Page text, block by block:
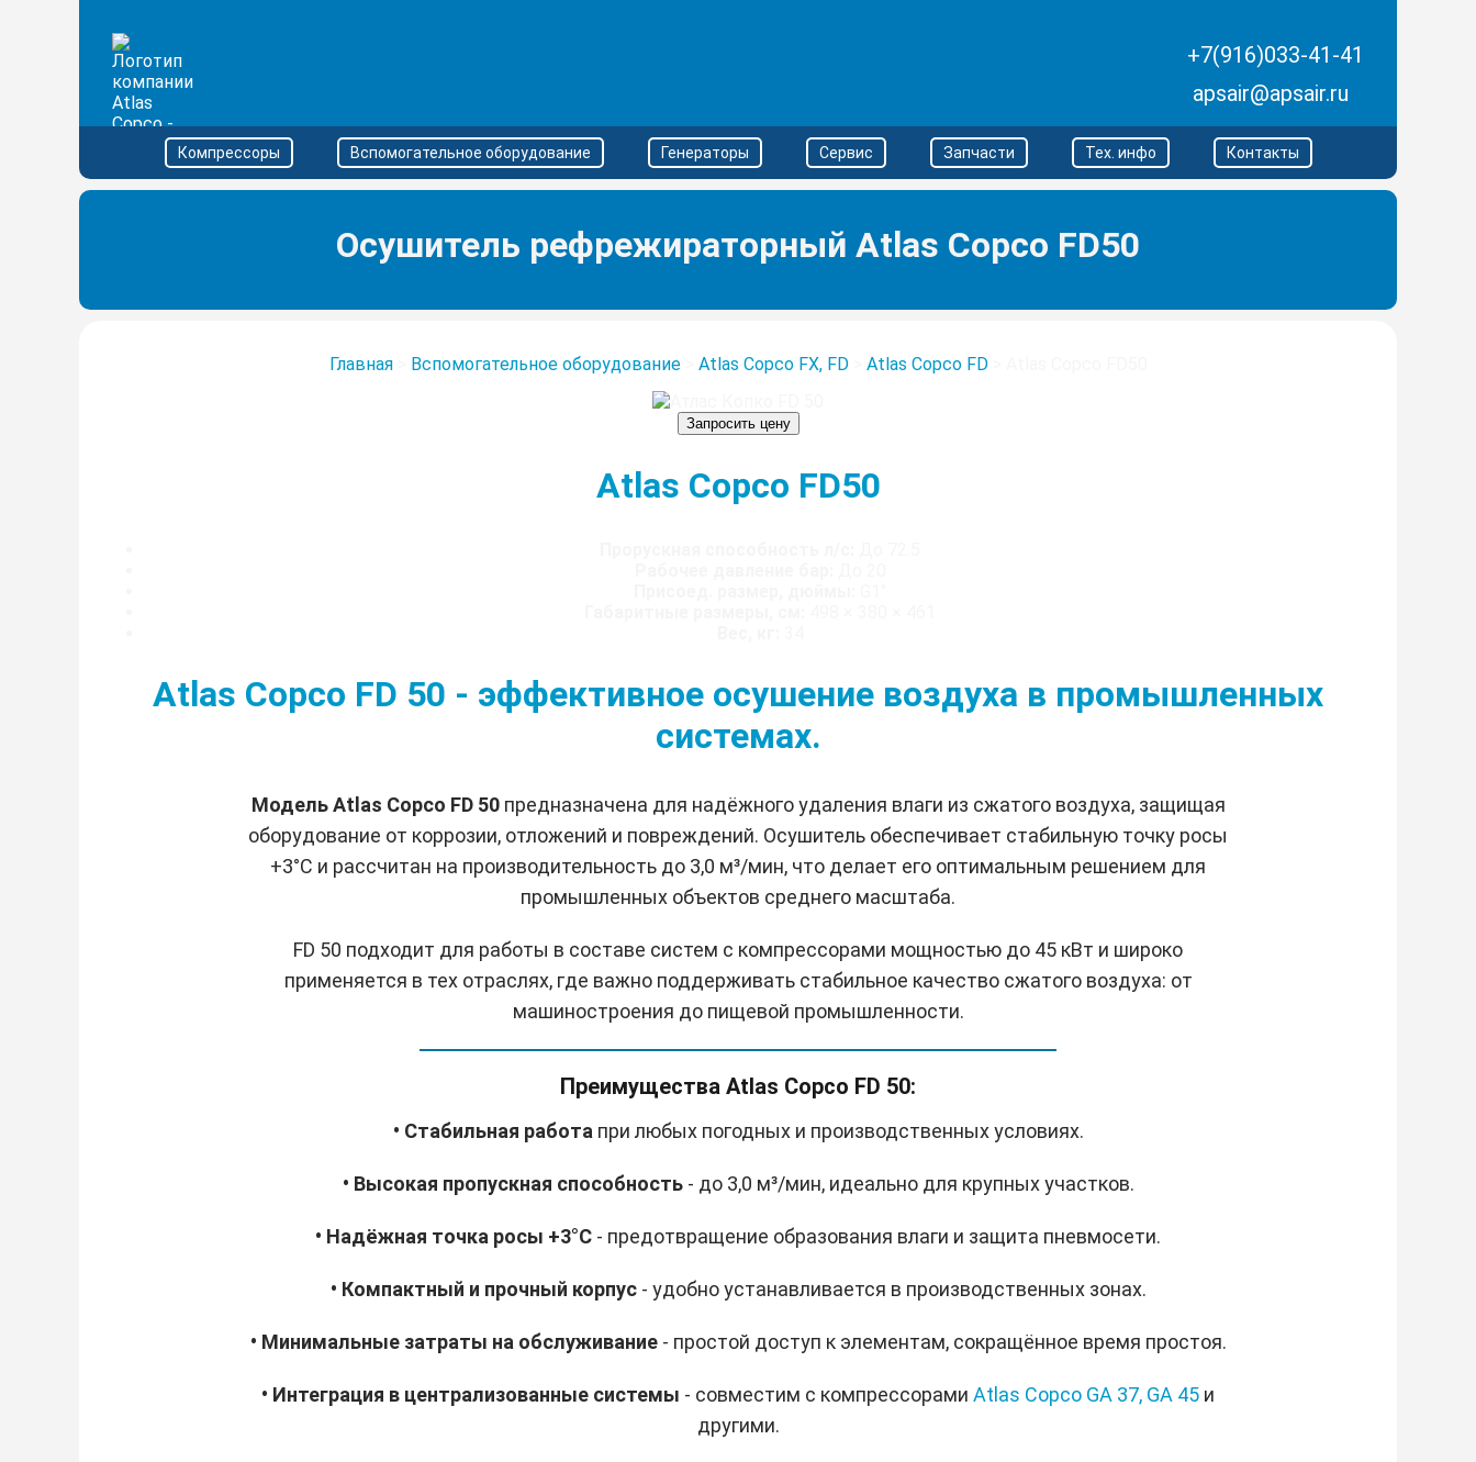
+7(916)033-41-41
apsair@apsair.ru
Компрессоры Вспомогательное оборудование Генераторы Сервис Запчасти Тех. инфо Контакты
Осушитель рефрежираторный Atlas Copco FD50
Главная> Вспомогательное оборудование> Atlas Copco FX, FD> Atlas Copco FD>
Запросить цену
Atlas Copco FD50
Atlas Copco FD 50 - эффективное осушение воздуха в промышленных
системах.
Модель Atlas Copco FD 50 предназначена для надёжного удаления влаги из сжатого воздуха, защищая
оборудование от коррозии, отложений и повреждений. Осушитель обеспечивает стабильную точку росы
+3°C и рассчитан на производительность до 3,0 м³/мин, что делает его оптимальным решением для
промышленных объектов среднего масштаба.
FD 50 подходит для работы в составе систем с компрессорами мощностью до 45 кВт и широко
применяется в тех отраслях, где важно поддерживать стабильное качество сжатого воздуха: от
машиностроения до пищевой промышленности.
Преимущества Atlas Copco FD 50:
• Стабильная работа при любых погодных и производственных условиях.
• Высокая пропускная способность - до 3,0 м³/мин, идеально для крупных участков.
• Надёжная точка росы +3°C - предотвращение образования влаги и защита пневмосети.
• Компактный и прочный корпус - удобно устанавливается в производственных зонах.
• Минимальные затраты на обслуживание - простой доступ к элементам, сокращённое время простоя.
• Интеграция в централизованные системы - совместим с компрессорами Atlas Copco GA 37, GA 45 и
другими.